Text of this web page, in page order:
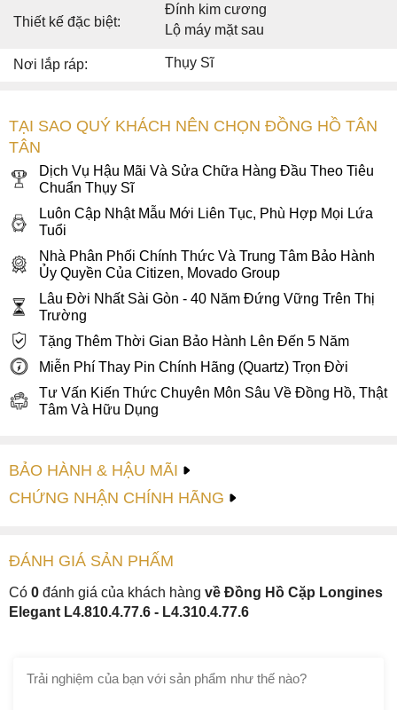
Thiết kế đặc biệt:
Đính kim cương
Lộ máy mặt sau
Nơi lắp ráp: Thụy Sĩ
TẠI SAO QUÝ KHÁCH NÊN CHỌN ĐỒNG HỒ TÂN
TÂN
Dịch Vụ Hậu Mãi Và Sửa Chữa Hàng Đầu Theo Tiêu
Chuẩn Thụy Sĩ
Luôn Cập Nhật Mẫu Mới Liên Tục, Phù Hợp Mọi Lứa
Tuổi
Nhà Phân Phối Chính Thức Và Trung Tâm Bảo Hành
Ủy Quyền Của Citizen, Movado Group
Lâu Đời Nhất Sài Gòn - 40 Năm Đứng Vững Trên Thị
Trường
Tặng Thêm Thời Gian Bảo Hành Lên Đến 5 Năm
Miễn Phí Thay Pin Chính Hãng (Quartz) Trọn Đời
Tư Vấn Kiến Thức Chuyên Môn Sâu Về Đồng Hồ, Thật
Tâm Và Hữu Dụng
BẢO HÀNH & HẬU MÃI
CHỨNG NHẬN CHÍNH HÃNG
ĐÁNH GIÁ SẢN PHẤM
Có 0 đánh giá của khách hàng về Đồng Hồ Cặp Longines
Elegant L4.810.4.77.6 - L4.310.4.77.6